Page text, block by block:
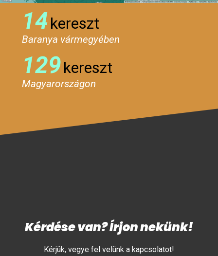
14kereszt
Baranya vármegyében
129kereszt
Magyarországon
Kérdése van? Írjon nekünk!
Kérjük, vegye fel velünk a kapcsolatot!